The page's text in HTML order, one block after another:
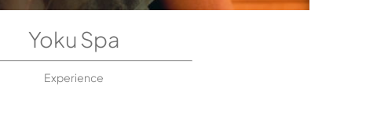
Yoku Spa
Experience